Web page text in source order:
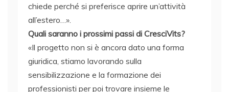
chiede perché si preferisce aprire un’attività
all’estero…».
Quali saranno i prossimi passi di CresciVits?
«Il progetto non si è ancora dato una forma
giuridica, stiamo lavorando sulla
sensibilizzazione e la formazione dei
professionisti per poi trovare insieme le